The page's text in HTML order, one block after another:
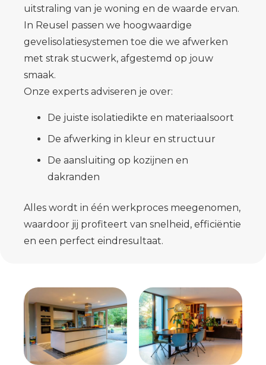
uitstraling van je woning en de waarde ervan.
In Reusel passen we hoogwaardige
gevelisolatiesystemen toe die we afwerken
met strak stucwerk, afgestemd op jouw
smaak.
Onze experts adviseren je over:
De juiste isolatiedikte en materiaalsoort
De afwerking in kleur en structuur
De aansluiting op kozijnen en
dakranden
Alles wordt in één werkproces meegenomen,
waardoor jij profiteert van snelheid, efficiëntie
en een perfect eindresultaat.